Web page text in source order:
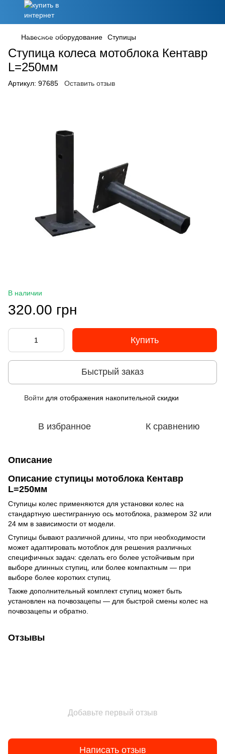
Навесное оборудование Ступицы
Ступица колеса мотоблока Кентавр
L=250мм
Артикул: 97685 Оставить отзыв
В наличии
320.00 грн
Купить
Быстрый заказ
Войти для отображения накопительной скидки
В избранное К сравнению
Описание
Описание ступицы мотоблока Кентавр
L=250мм
Ступицы колес применяются для установки колес на
стандартную шестигранную ось мотоблока, размером 32 или
24 мм в зависимости от модели.
Ступицы бывают различной длины, что при необходимости
может адаптировать мотоблок для решения различных
специфичных задач: сделать его более устойчивым при
выборе длинных ступиц, или более компактным — при
выборе более коротких ступиц.
Также дополнительный комплект ступиц может быть
установлен на почвозацепы — для быстрой смены колес на
почвозацепы и обратно.
Отзывы
Добавьте первый отзыв
Написать отзыв